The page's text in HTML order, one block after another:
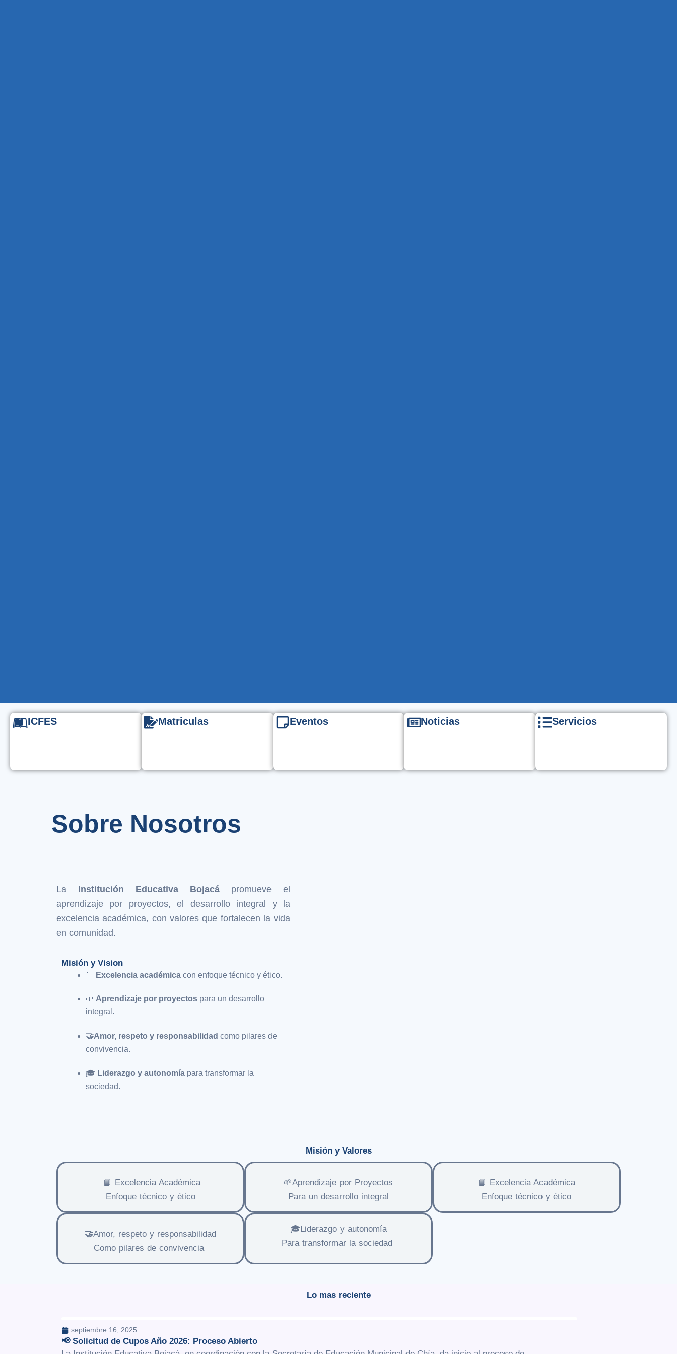
ICFES Matriculas Eventos Noticias Servicios
Sobre Nosotros
La Institución Educativa Bojacá promueve el
aprendizaje por proyectos, el desarrollo integral y la
excelencia académica, con valores que fortalecen la vida
en comunidad.
Misión y Vision
📘 Excelencia académica con enfoque técnico y ético.
🌱 Aprendizaje por proyectos para un desarrollo
integral.
🤝Amor, respeto y responsabilidad como pilares de
convivencia.
🎓 Liderazgo y autonomía para transformar la
sociedad.
Misión y Valores
📘 Excelencia Académica
Enfoque técnico y ético
🌱Aprendizaje por Proyectos
Para un desarrollo integral
📘 Excelencia Académica
Enfoque técnico y ético
🤝Amor, respeto y responsabilidad
Como pilares de convivencia
🎓Liderazgo y autonomía
Para transformar la sociedad
Lo mas reciente
septiembre 16, 2025
📢 Solicitud de Cupos Año 2026: Proceso Abierto